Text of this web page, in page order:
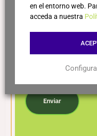
Leer más
en el entorno web.
acceda a nuestra
Enviar